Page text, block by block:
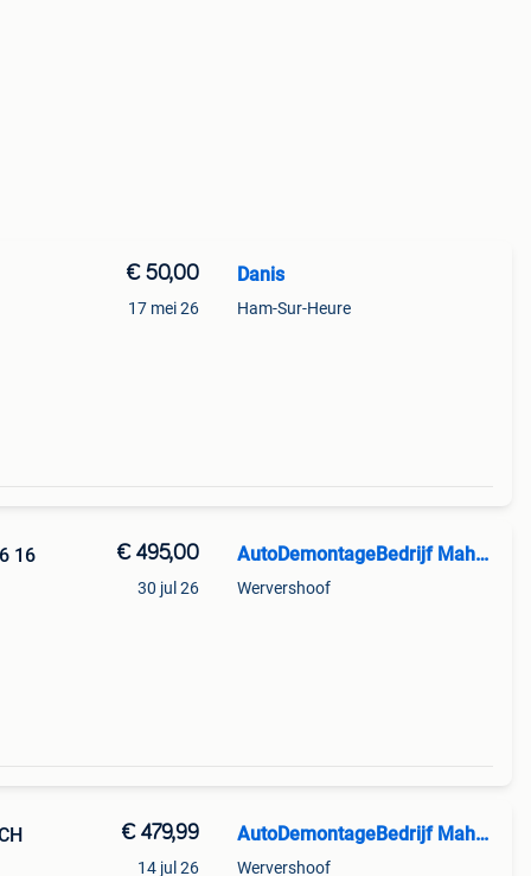
€ 50,00
17 mei 26
Danis
Ham-Sur-Heure
16
€ 495,00
30 jul 26
AutoDemontageBedrijf Mahzud
Wervershoof
€ 479,99
14 jul 26
AutoDemontageBedrijf Mahzud
Wervershoof